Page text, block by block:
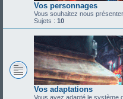
Vos personnages
Vous souhaitez nous
Sujets : 10
Vos adaptations
Vous avez adapté le système